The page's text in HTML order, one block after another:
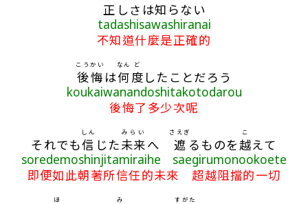
正 しさは知 らない
tadashisawashiranai
不知道什麼是正確的
後悔
こうかい
は何
なん
度
ど
したことだろう
koukaiwanandoshitakotodarou
後悔了多少次呢
それでも信
しん
じた未来
みらい
へ 遮
さえぎ
るものを越
こ
えて
soredemoshinjitamiraihe saegirumonookoete
即便如此朝著所信任的未來 超越阻擋的一切
ほ み すがた